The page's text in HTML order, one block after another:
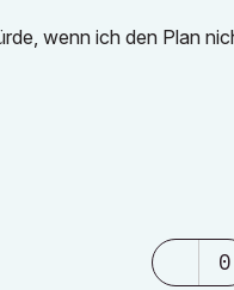
wenn ich den Plan
0